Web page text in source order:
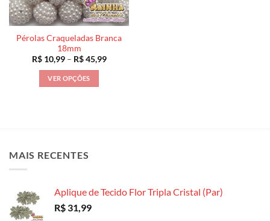
Pérolas Craqueladas Branca
18mm
R$10,99 – R$45,99Faixa
VER OPÇÕES
As
ser
escolhidas
MAIS RECENTES
Aplique de Tecido Flor Tripla Cristal (Par)
R$ 31,99